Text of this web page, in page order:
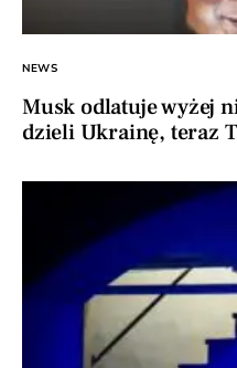
NEWS
Musk odlatuje wyżej
dzieli Ukrainę, teraz